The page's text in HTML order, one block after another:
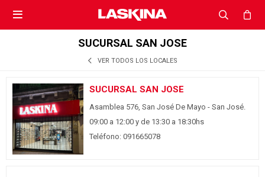

SUCURSAL SAN JOSE
VER TODOS LOS LOCALES
SUCURSAL SAN JOSE
Asamblea 576, San José De Mayo - San José.
09:00 a 12:00 y de 13:30 a 18:30hs
Teléfono: 091665078